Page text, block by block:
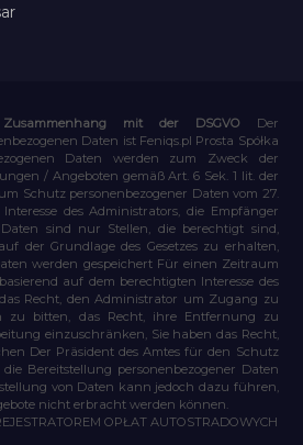
Zusammenhang mit der DSGVO
Der
Daten ist Feniqs.pl Prosta Spółka
Daten werden zum Zweck der
/ Angeboten gemäß Art. 6 Sek. 1 lit. der
Schutz personenbezogener Daten vom 27.
des Administrators, die Empfänger
sind nur Stellen, die berechtigt sind,
der Grundlage des Gesetzes zu erhalten,
werden gespeichert Für einen Zeitraum
auf dem berechtigten Interesse des
Recht, den Administrator um Zugang zu
zu bitten, das Recht, ihre Entfernung zu
einzuschränken, Sie haben das Recht,
Der Präsident des Amtes für den Schutz
die Bereitstellung personenbezogener Daten
von Daten kann jedoch dazu führen,
nicht erbracht werden können.
OPŁAT AUTOSTRADOWYCH